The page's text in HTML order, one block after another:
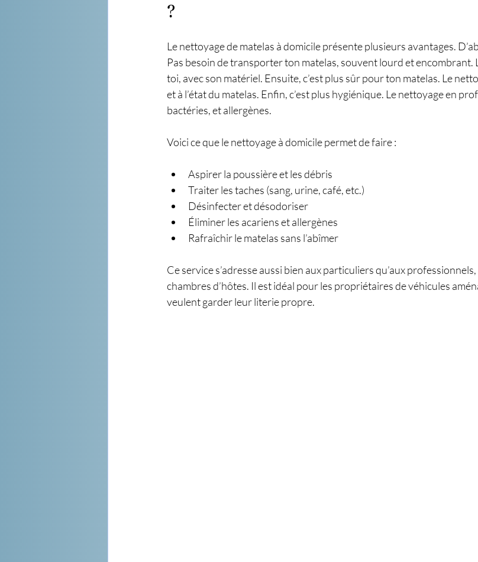
?
Le nettoyage de matelas à domicile présente plusieurs avantages.
Pas besoin de transporter ton matelas, souvent lourd et encombrant.
toi, avec son matériel. Ensuite, c’est plus sûr pour ton matelas. Le
et à l’état du matelas. Enfin, c’est plus hygiénique. Le nettoyage en
bactéries, et allergènes.
Voici ce que le nettoyage à domicile permet de faire :
Aspirer la poussière et les débris
Traiter les taches (sang, urine, café, etc.)
Désinfecter et désodoriser
Éliminer les acariens et allergènes
Rafraîchir le matelas sans l’abîmer
Ce service s’adresse aussi bien aux particuliers qu’aux
chambres d’hôtes. Il est idéal pour les propriétaires de véhicules
veulent garder leur literie propre.